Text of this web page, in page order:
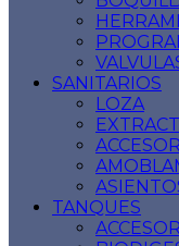
SANITARIOS
LOZA
TANQUES